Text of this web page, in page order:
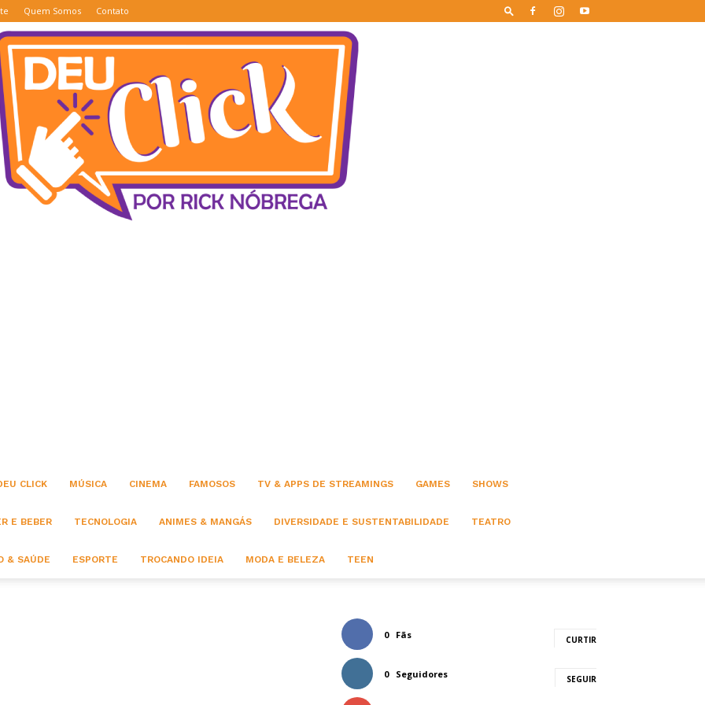
Quem Somos Contato
CLICK MÚSICA CINEMA FAMOSOS TV & APPS DE STREAMINGS GAMES SHOWS
E BEBER TECNOLOGIA ANIMES & MANGÁS DIVERSIDADE E SUSTENTABILIDADE TEATRO
& SAÚDE ESPORTE TROCANDO IDEIA MODA E BELEZA TEEN
0 Fãs CURTIR
0 Seguidores SEGUIR